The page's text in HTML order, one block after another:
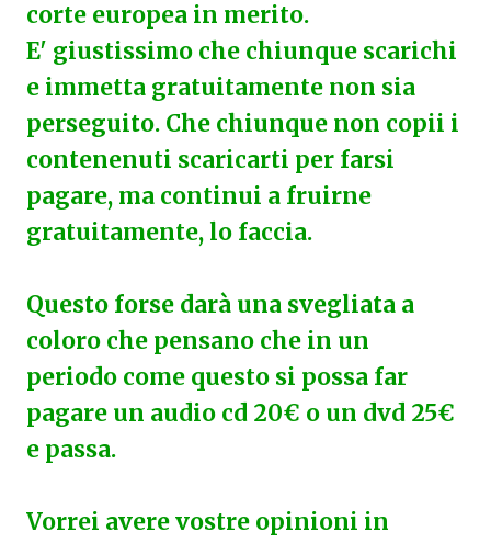
corte europea in merito.
E' giustissimo che chiunque scarichi
e immetta gratuitamente non sia
perseguito. Che chiunque non copii i
contenenuti scaricarti per farsi
pagare, ma continui a fruirne
gratuitamente, lo faccia.
Questo forse darà una svegliata a
coloro che pensano che in un
periodo come questo si possa far
pagare un audio cd 20€ o un dvd 25€
e passa.
Vorrei avere vostre opinioni in